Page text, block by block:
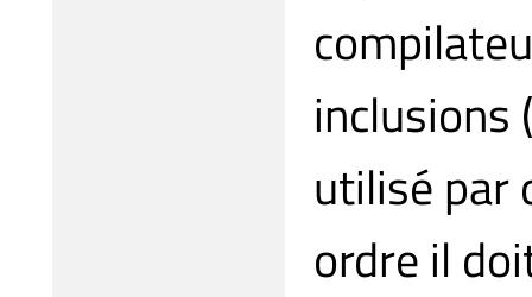
inclusions
utilisé par
ordre il